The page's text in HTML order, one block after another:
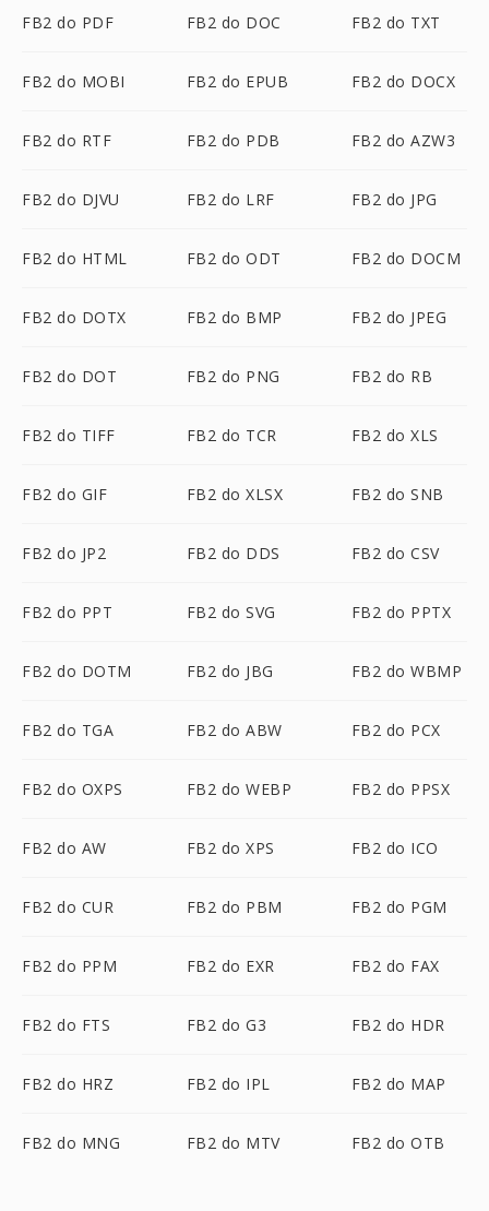
FB2 do PDF FB2 do DOC FB2 do TXT
FB2 do MOBI FB2 do EPUB FB2 do DOCX
FB2 do RTF FB2 do PDB FB2 do AZW3
FB2 do DJVU FB2 do LRF FB2 do JPG
FB2 do HTML FB2 do ODT FB2 do DOCM
FB2 do DOTX FB2 do BMP FB2 do JPEG
FB2 do DOT FB2 do PNG FB2 do RB
FB2 do TIFF FB2 do TCR FB2 do XLS
FB2 do GIF FB2 do XLSX FB2 do SNB
FB2 do JP2 FB2 do DDS FB2 do CSV
FB2 do PPT FB2 do SVG FB2 do PPTX
FB2 do DOTM FB2 do JBG FB2 do WBMP
FB2 do TGA FB2 do ABW FB2 do PCX
FB2 do OXPS FB2 do WEBP FB2 do PPSX
FB2 do AW FB2 do XPS FB2 do ICO
FB2 do CUR FB2 do PBM FB2 do PGM
FB2 do PPM FB2 do EXR FB2 do FAX
FB2 do FTS FB2 do G3 FB2 do HDR
FB2 do HRZ FB2 do IPL FB2 do MAP
FB2 do MNG FB2 do MTV FB2 do OTB